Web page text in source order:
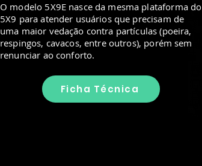
O modelo 5X9E nasce da mesma plataforma do
5X9 para atender usuários que precisam de
uma maior vedação contra partículas (poeira,
respingos, cavacos, entre outros), porém sem
renunciar ao conforto.
Ficha Técnica